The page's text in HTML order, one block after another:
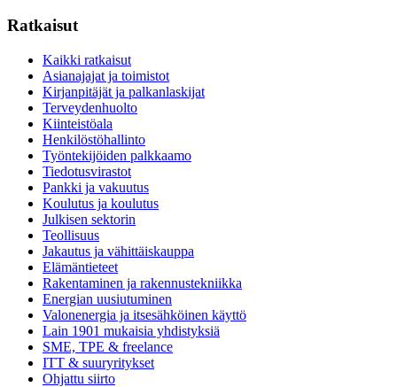
Ratkaisut
Kaikki ratkaisut
Asianajajat ja toimistot
Kirjanpitäjät ja palkanlaskijat
Terveydenhuolto
Kiinteistöala
Henkilöstöhallinto
Työntekijöiden palkkaamo
Tiedotusvirastot
Pankki ja vakuutus
Koulutus ja koulutus
Julkisen sektorin
Teollisuus
Jakautus ja vähittäiskauppa
Elämäntieteet
Rakentaminen ja rakennustekniikka
Energian uusiutuminen
Valonenergia ja itsesähköinen käyttö
Lain 1901 mukaisia yhdistyksiä
SME, TPE & freelance
ITT & suuryritykset
Ohjattu siirto